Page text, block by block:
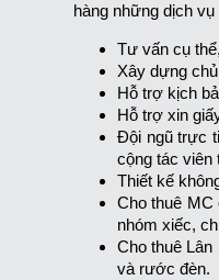
hàng những dịch
Tư vấn cụ
Xây dựng
Hỗ trợ kịch
Hỗ trợ xin
Đội ngũ trực
cộng tác
Thiết kế
Cho thuê MC
nhóm xiếc,
Cho thuê
và rước đèn.